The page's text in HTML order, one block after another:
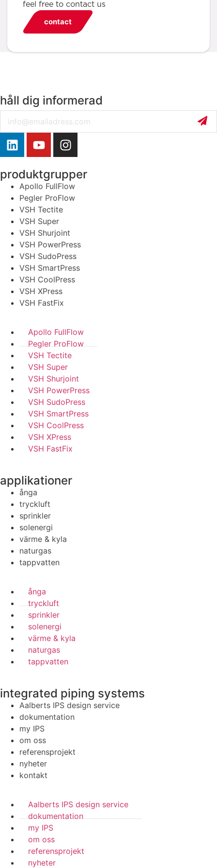
feel free to contact us
contact
håll dig informerad
produktgrupper
Apollo FullFlow
Pegler ProFlow
VSH Tectite
VSH Super
VSH Shurjoint
VSH PowerPress
VSH SudoPress
VSH SmartPress
VSH CoolPress
VSH XPress
VSH FastFix
Apollo FullFlow
Pegler ProFlow
VSH Tectite
VSH Super
VSH Shurjoint
VSH PowerPress
VSH SudoPress
VSH SmartPress
VSH CoolPress
VSH XPress
VSH FastFix
applikationer
ånga
tryckluft
sprinkler
solenergi
värme & kyla
naturgas
tappvatten
ånga
tryckluft
sprinkler
solenergi
värme & kyla
naturgas
tappvatten
integrated piping systems
Aalberts IPS design service
dokumentation
my IPS
om oss
referensprojekt
nyheter
kontakt
Aalberts IPS design service
dokumentation
my IPS
om oss
referensprojekt
nyheter